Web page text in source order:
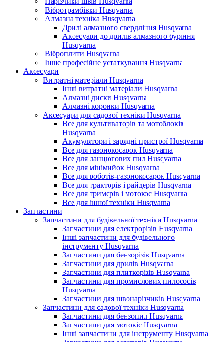
Вібротрамбівки Husqvarna
Алмазна техніка Husqvarna
Дрилі алмазного свердління Husqvarna
Аксесуари до дрилів алмазного буріння
Husqvarna
Віброплити Husqvarna
Інше професійне устаткування Husqvarna
Аксесуари
Витратні матеріали Husqvarna
Інші витратні матеріали Husqvarna
Алмазні диски Husqvarna
Алмазні коронки Husqvarna
Аксесуари для садової техніки Husqvarna
Все для культиваторів та мотоблоків
Husqvarna
Акумулятори і зарядні пристрої Husqvarna
Все для газонокосарок Husqvarna
Все для ланцюгових пил Husqvarna
Все для мінімийок Husqvarna
Все для роботів-газонокосарок Husqvarna
Все для тракторів і райдерів Husqvarna
Все для тримерів і мотокос Husqvarna
Все для іншої техніки Husqvarna
Запчастини
Запчастини для будівельної техніки Husqvarna
Запчастини для електрорізів Husqvarna
Інші запчастини для будівельного
інструменту Husqvarna
Запчастини для бензорізів Husqvarna
Запчастини для дрилів Husqvarna
Запчастини для плиткорізів Husqvarna
Запчастини для промислових пилососів
Husqvarna
Запчастини для швонарізчиків Husqvarna
Запчастини для садової техніки Husqvarna
Запчастини для бензопил Husqvarna
Запчастини для мотокіс Husqvarna
Інші запчастини для інструменту Husqvarna